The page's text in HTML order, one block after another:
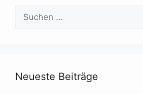
nach:
Neueste Beiträge